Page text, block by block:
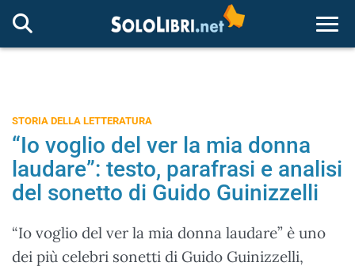
STORIA DELLA LETTERATURA
“Io voglio del ver la mia donna
laudare”: testo, parafrasi e analisi
del sonetto di Guido Guinizzelli
“Io voglio del ver la mia donna laudare” è uno
dei più celebri sonetti di Guido Guinizzelli,